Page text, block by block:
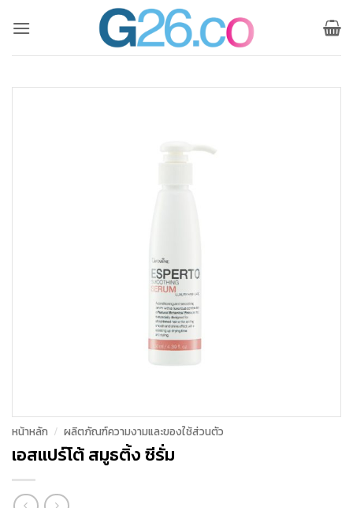
หน้าหลัก / ผลิตภัณฑ์ความงามและของใช้ส่วนตัว
เอสแปร์โต้ สมูธติ้ง ซีรั่ม